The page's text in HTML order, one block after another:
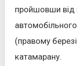
пройшовши від
(правому
катамарану.